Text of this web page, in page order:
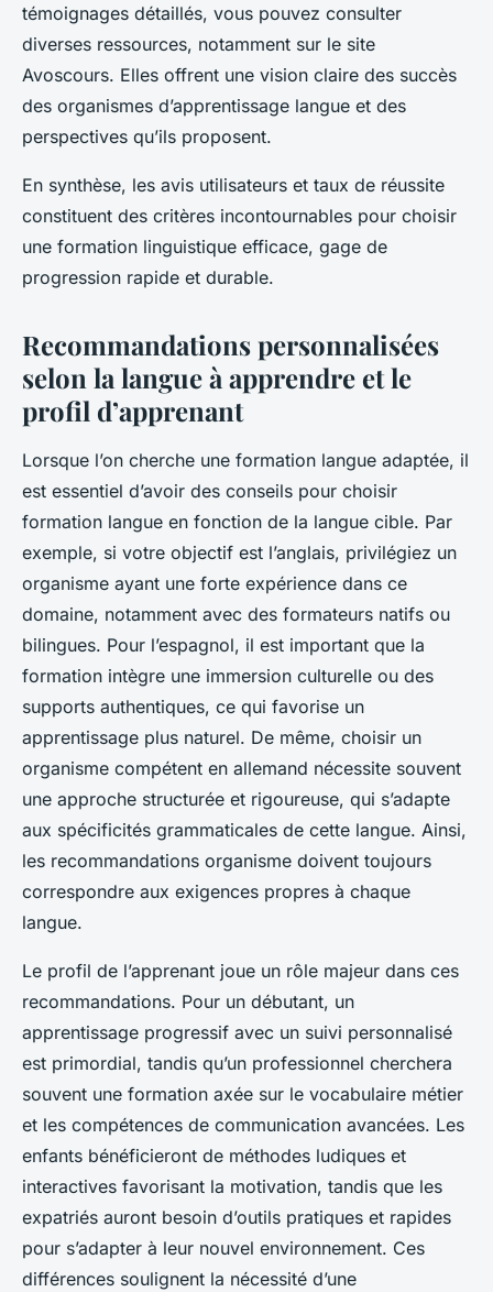
témoignages détaillés, vous pouvez consulter
diverses ressources, notamment sur le site
Avoscours. Elles offrent une vision claire des succès
des organismes d’apprentissage langue et des
perspectives qu’ils proposent.
En synthèse, les avis utilisateurs et taux de réussite
constituent des critères incontournables pour choisir
une formation linguistique efficace, gage de
progression rapide et durable.
Recommandations personnalisées
selon la langue à apprendre et le
profil d’apprenant
Lorsque l’on cherche une formation langue adaptée, il
est essentiel d’avoir des conseils pour choisir
formation langue en fonction de la langue cible. Par
exemple, si votre objectif est l’anglais, privilégiez un
organisme ayant une forte expérience dans ce
domaine, notamment avec des formateurs natifs ou
bilingues. Pour l’espagnol, il est important que la
formation intègre une immersion culturelle ou des
supports authentiques, ce qui favorise un
apprentissage plus naturel. De même, choisir un
organisme compétent en allemand nécessite souvent
une approche structurée et rigoureuse, qui s’adapte
aux spécificités grammaticales de cette langue. Ainsi,
les recommandations organisme doivent toujours
correspondre aux exigences propres à chaque
langue.
Le profil de l’apprenant joue un rôle majeur dans ces
recommandations. Pour un débutant, un
apprentissage progressif avec un suivi personnalisé
est primordial, tandis qu’un professionnel cherchera
souvent une formation axée sur le vocabulaire métier
et les compétences de communication avancées. Les
enfants bénéficieront de méthodes ludiques et
interactives favorisant la motivation, tandis que les
expatriés auront besoin d’outils pratiques et rapides
pour s’adapter à leur nouvel environnement. Ces
différences soulignent la nécessité d’une